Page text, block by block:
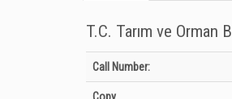
T.C. Tarım ve Orman
Holdings details from T.C.
Call Number: